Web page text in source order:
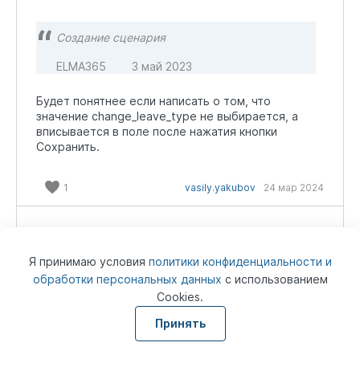
Создание сценария
ELMA365 3 май 2023
Будет понятнее если написать о том, что
значение change_leave_type не выбирается, а
вписывается в поле после нажатия кнопки
Сохранить.
1 vasily.yakubov 24 мар 2024
динамических элементов на
форму создания
Спасибо за оставленные комментарии. Мы
обновили Краткое руководство по созданию Low-
Я принимаю условия политики конфиденциальности и
обработки персональных данных с использованием
Cookies.
Принять